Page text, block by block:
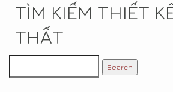
TÌM KIẾM THIẾT
THẤT